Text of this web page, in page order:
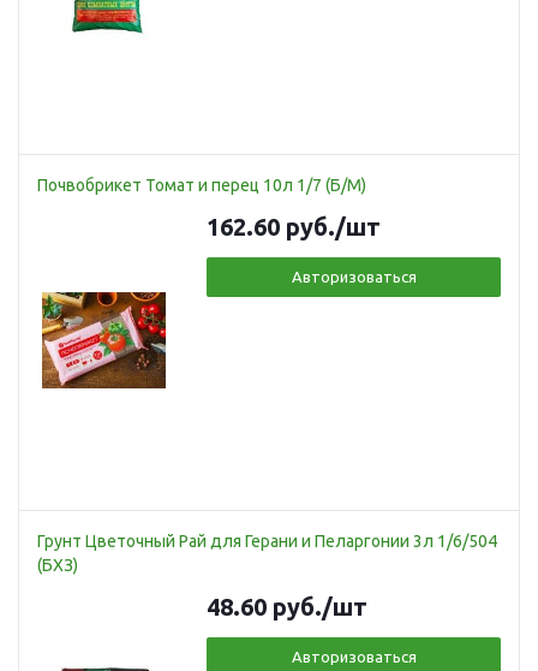
Почвобрикет Томат и перец 10л 1/7 (Б/М)
162.60 руб./шт
Авторизоваться
Грунт Цветочный Рай для Герани и Пеларгонии 3л 1/6/504
(БХЗ)
48.60 руб./шт
Авторизоваться